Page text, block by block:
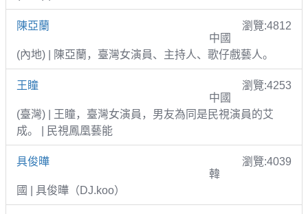
陳亞蘭
瀏覽:4812
中國
(內地) | 陳亞蘭，臺灣女演員、主持人、歌仔戲藝人。
王瞳
瀏覽:4253
中國
(臺灣) | 王瞳，臺灣女演員，男友為同是民視演員的艾
成。 | 民視鳳凰藝能
具俊曄
瀏覽:4039
韓
國 | 具俊曄（DJ.koo）